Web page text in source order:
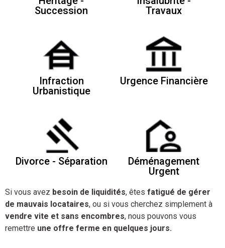
Succession
Travaux
Infraction
Urbanistique
Urgence Financière
Divorce - Séparation
Déménagement
Urgent
Si vous avez besoin de liquidités, êtes fatigué de gérer
de mauvais locataires, ou si vous cherchez simplement à
vendre vite et sans encombres, nous pouvons vous
remettre une offre ferme en quelques jours.